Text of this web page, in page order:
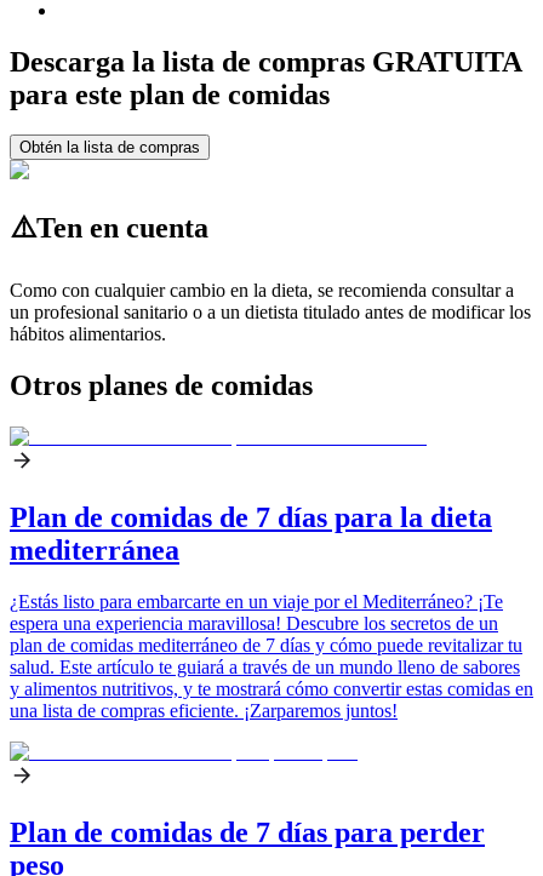
Descarga la lista de compras GRATUITA
para este plan de comidas
Obtén la lista de compras
⚠️Ten en cuenta
Como con cualquier cambio en la dieta, se recomienda consultar a
un profesional sanitario o a un dietista titulado antes de modificar los
hábitos alimentarios.
Otros planes de comidas
Plan de comidas de 7 días para la dieta
mediterránea
¿Estás listo para embarcarte en un viaje por el Mediterráneo? ¡Te
espera una experiencia maravillosa! Descubre los secretos de un
plan de comidas mediterráneo de 7 días y cómo puede revitalizar tu
salud. Este artículo te guiará a través de un mundo lleno de sabores
y alimentos nutritivos, y te mostrará cómo convertir estas comidas en
una lista de compras eficiente. ¡Zarparemos juntos!
Plan de comidas de 7 días para perder
peso